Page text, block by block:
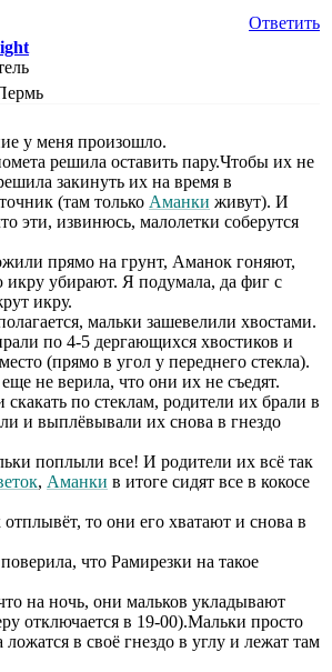
Ответить
у меня произошло.
решила оставить пару.Чтобы их не
закинуть их на время в
(там только Аманки живут). И
эти, извинюсь, малолетки соберутся
прямо на грунт, Аманок гоняют,
икру убирают. Я подумала, да фиг с
икру.
мальки зашевелили хвостами.
по 4-5 дергающихся хвостиков и
(прямо в угол у переднего стекла).
не верила, что они их не съедят.
скакать по стеклам, родители их брали в
и выплёвывали их снова в гнездо
поплыли все! И родители их всё так
, Аманки в итоге сидят все в кокосе
то они его хватают и снова в
что Рамирезки на такое
на ночь, они мальков укладывают
отключается в 19-00).Мальки просто
ложатся в своё гнездо в углу и лежат там